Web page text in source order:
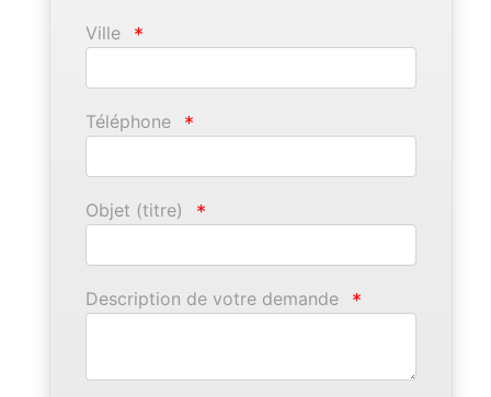
Ville *
Téléphone *
Objet (titre) *
Description de votre demande *